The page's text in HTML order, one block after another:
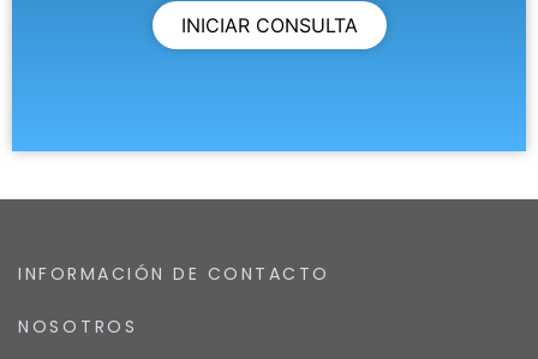
INICIAR CONSULTA
INFORMACIÓN DE CONTACTO
NOSOTROS